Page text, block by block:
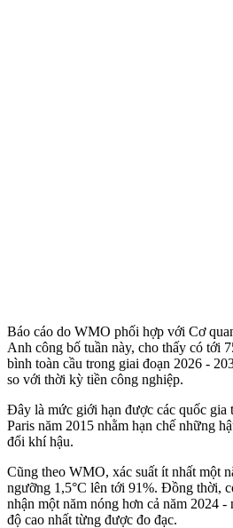
Báo cáo do WMO phối hợp với Cơ
Anh công bố tuần này, cho thấy có tới
bình toàn cầu trong giai đoạn 2026 -
so với thời kỳ tiền công nghiệp.
Đây là mức giới hạn được các quốc gia
Paris năm 2015 nhằm hạn chế những
đổi khí hậu.
Cũng theo WMO, xác suất ít nhất một
ngưỡng 1,5°C lên tới 91%. Đồng thời,
nhận một năm nóng hơn cả năm 2024
độ cao nhất từng được đo đạc.